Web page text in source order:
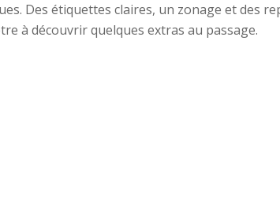
Des étiquettes claires, un zonage et des
à découvrir quelques extras au passage.